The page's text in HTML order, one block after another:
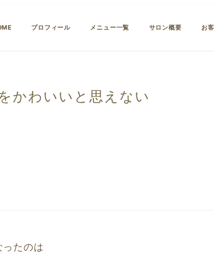
プロフィール メニュー一覧 サロン概要 お
かわいいと思えない
たのは